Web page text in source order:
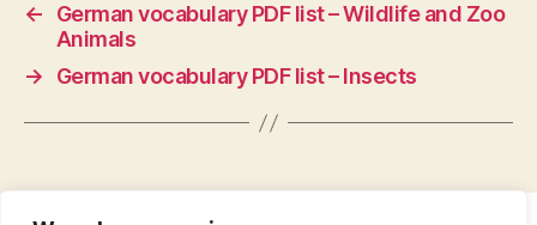
←
German vocabulary PDF list – Wildlife and Zoo
Animals
→
German vocabulary PDF list – Insects